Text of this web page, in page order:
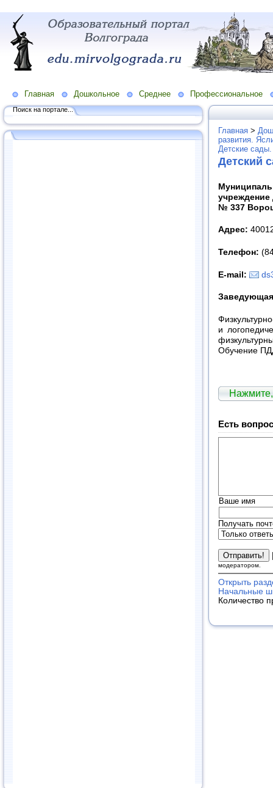
Главная Дошкольное Среднее Профессиональное
Поиск на портале...
Главная >
развития.
Детские
Детский
учреждение
№ 337
Адрес:
Телефон:
E-mail:
и
Обучение
Есть
Ваше имя
Получать
модератором.
Открыть
Начальные
Количество